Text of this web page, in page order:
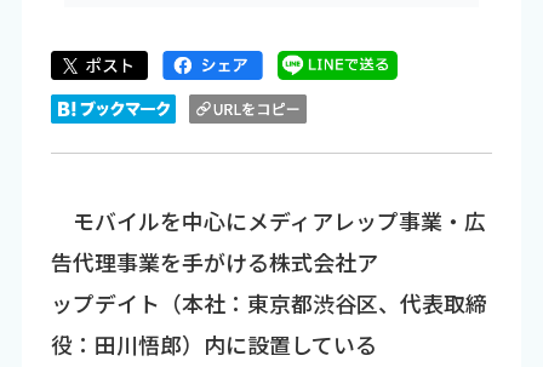
モバイルを中心にメディアレップ事業・広
告代理事業を手がける株式会社ア
ップデイト（本社：東京都渋谷区、代表取締
役：田川悟郎）内に設置している